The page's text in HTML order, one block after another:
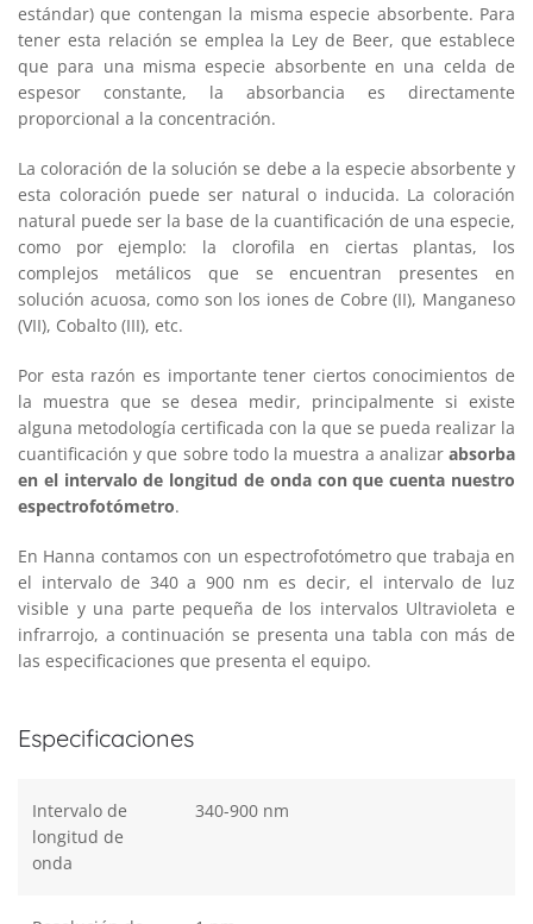
estándar) que contengan la misma especie absorbente. Para
tener esta relación se emplea la Ley de Beer, que establece
que para una misma especie absorbente en una celda de
espesor constante, la absorbancia es directamente
proporcional a la concentración.
La coloración de la solución se debe a la especie absorbente y
esta coloración puede ser natural o inducida. La coloración
natural puede ser la base de la cuantificación de una especie,
como por ejemplo: la clorofila en ciertas plantas, los
complejos metálicos que se encuentran presentes en
solución acuosa, como son los iones de Cobre (II), Manganeso
(VII), Cobalto (III), etc.
Por esta razón es importante tener ciertos conocimientos de
la muestra que se desea medir, principalmente si existe
alguna metodología certificada con la que se pueda realizar la
cuantificación y que sobre todo la muestra a analizar absorba
en el intervalo de longitud de onda con que cuenta nuestro
espectrofotómetro.
En Hanna contamos con un espectrofotómetro que trabaja en
el intervalo de 340 a 900 nm es decir, el intervalo de luz
visible y una parte pequeña de los intervalos Ultravioleta e
infrarrojo, a continuación se presenta una tabla con más de
las especificaciones que presenta el equipo.
Especificaciones
Intervalo de
longitud de
onda
340-900 nm